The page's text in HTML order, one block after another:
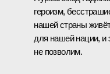
героизм,
нашей страны
для нашей нации, и
не позволим.